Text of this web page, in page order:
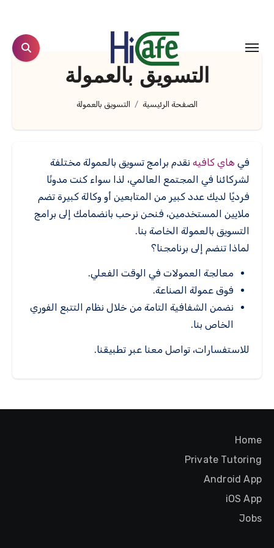
المحتوى
التسويق بالعمولة
الصفحة الرئيسية التسويق بالعمولة
في هاي كافيه نقدم برامج تسويق بالعمولة مختلفة
لشركائنا في المجتمع العالمي، لذا سواء كنت مدونًا
فرديًا لديك عدد كبير من المتابعين أو وكالة كبيرة تضم
ملايين المستخدمين، فنحن نرحب بانضمامك إلى برامج
التسويق بالعمولة الخاصة بنا.
لماذا تنضم إلى برنامجنا؟
معالجة العمولات في الوقت الفعلي.
فوق عمولة الصناعة.
نضمن الشفافية التامة من خلال نظام التتبع الفوري
الخاص بنا.
للاستفسارات، تواصل معنا عبر تطبيقنا.
Home
Private Tutoring
Android App
iOS App
Jobs